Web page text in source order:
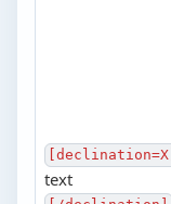
[declination=X]
text